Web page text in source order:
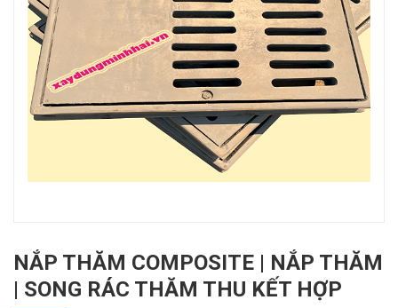
NẮP THĂM COMPOSITE | NẮP THĂM
| SONG RÁC THĂM THU KẾT HỢP